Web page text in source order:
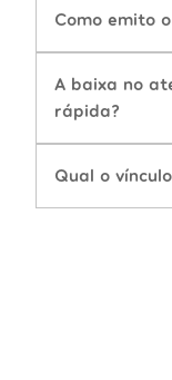
Como emito o
A baixa no
rápida?
Qual o